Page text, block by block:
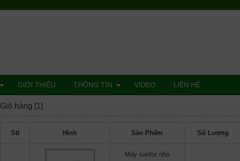
Giỏ hàng [1]
Stt Hình Sản Phẩm Số Lượng
Máy sanfor nhỏ
GIỚI THIỆU THÔNG TIN VIDEO LIÊN HỆ